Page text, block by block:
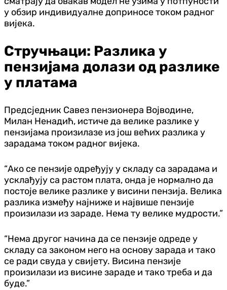
у обзир индивидуалне доприносе током радног
вијека.
Стручњаци: Разлика у
пензијама долази од разлике
у платама
Предсједник Савез пензионера Војводине,
Милан Ненадић, истиче да велике разлике у
пензијама произилазе из још већих разлика у
зарадама током радног вијека.
“Ако се пензије одређују у складу са зарадама и
усклађују са растом плата, онда је нормално да
постоје велике разлике у висини пензија. Велика
разлика између најниже и највише пензије
произилази из зараде. Нема ту велике мудрости.”
“Нема другог начина да се пензије одреде у
складу са законом него на основу зарада и тако
се ради свуда у свијету. Висина пензије
произилази из висине зараде и тако треба и да
буде.”